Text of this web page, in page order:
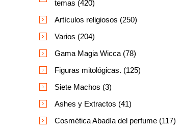
temas (420)
Artículos religiosos (250)
Varios (204)
Gama Magia Wicca (78)
Figuras mitológicas. (125)
Siete Machos (3)
Ashes y Extractos (41)
Cosmética Abadía del perfume (117)